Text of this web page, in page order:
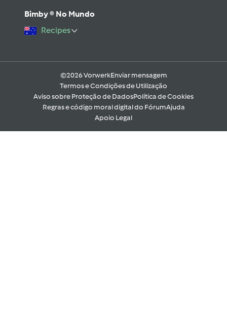
Bimby ® No Mundo
Recipes
©2026 VorwerkEnviar mensagem
Termos e Condições de Utilização
Aviso sobre Proteção de DadosPolítica de Cookies
Regras e código moral digital do FórumAjuda
Apoio Legal